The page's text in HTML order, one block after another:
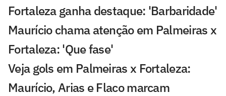
Fortaleza ganha destaque: 'Barbaridade'
Maurício chama atenção em Palmeiras x
Fortaleza: 'Que fase'
Veja gols em Palmeiras x Fortaleza:
Maurício, Arias e Flaco marcam